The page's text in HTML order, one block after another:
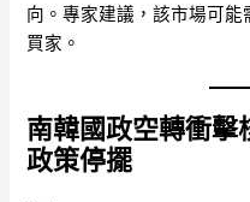
向。專家建議，該市場可
買家。
南韓國政空轉衝擊
政策停擺